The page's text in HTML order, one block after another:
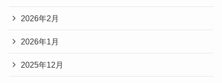
2026年2月
2026年1月
2025年12月